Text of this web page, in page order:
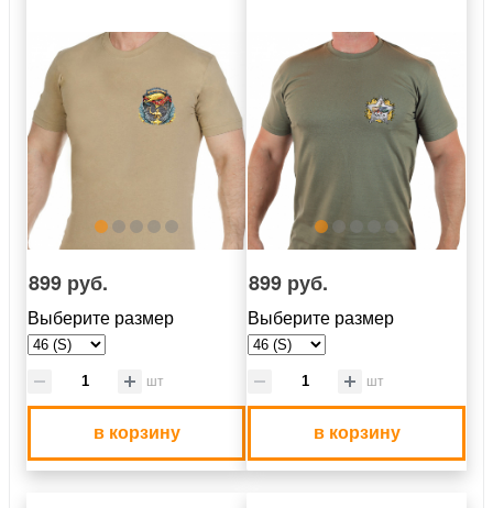
899 руб.
Выберите размер
шт
в корзину
899 руб.
Выберите размер
шт
в корзину